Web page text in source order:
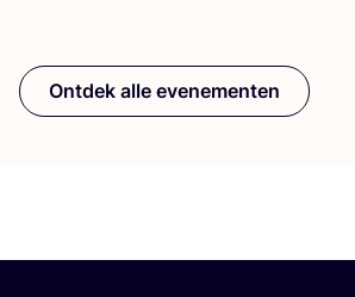
Ontdek alle evenementen